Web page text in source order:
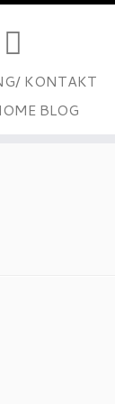
KONTAKT
BLOG